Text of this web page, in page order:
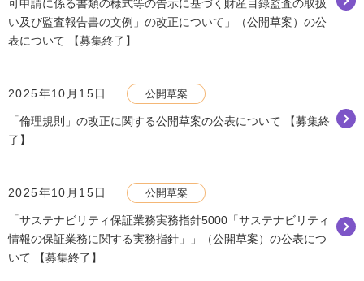
可申請に係る書類の様式等の告示に基づく財産目録監査の取扱
い及び監査報告書の文例」の改正について」（公開草案）の公
表について 【募集終了】
2025年10月15日 公開草案
「倫理規則」の改正に関する公開草案の公表について 【募集終
了】
2025年10月15日 公開草案
「サステナビリティ保証業務実務指針5000「サステナビリティ
情報の保証業務に関する実務指針」」（公開草案）の公表につ
いて 【募集終了】